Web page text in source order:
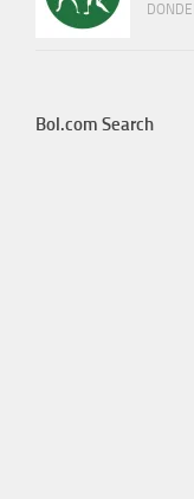
Bol.com Search